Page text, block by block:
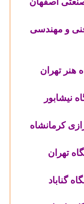
و مهندسی